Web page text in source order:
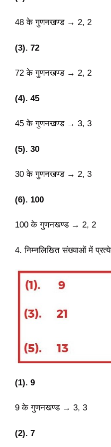
48 के गुणनखण्ड → 2, 2
(3). 72
72 के गुणनखण्ड → 2, 2
(4). 45
45 के गुणनखण्ड → 3, 3
(5). 30
30 के गुणनखण्ड → 2, 3
(6). 100
100 के गुणनखण्ड → 2, 2
4. निम्नलिखित संख्याओं में
(1). 9
9 के गुणनखण्ड → 3, 3
(2). 7